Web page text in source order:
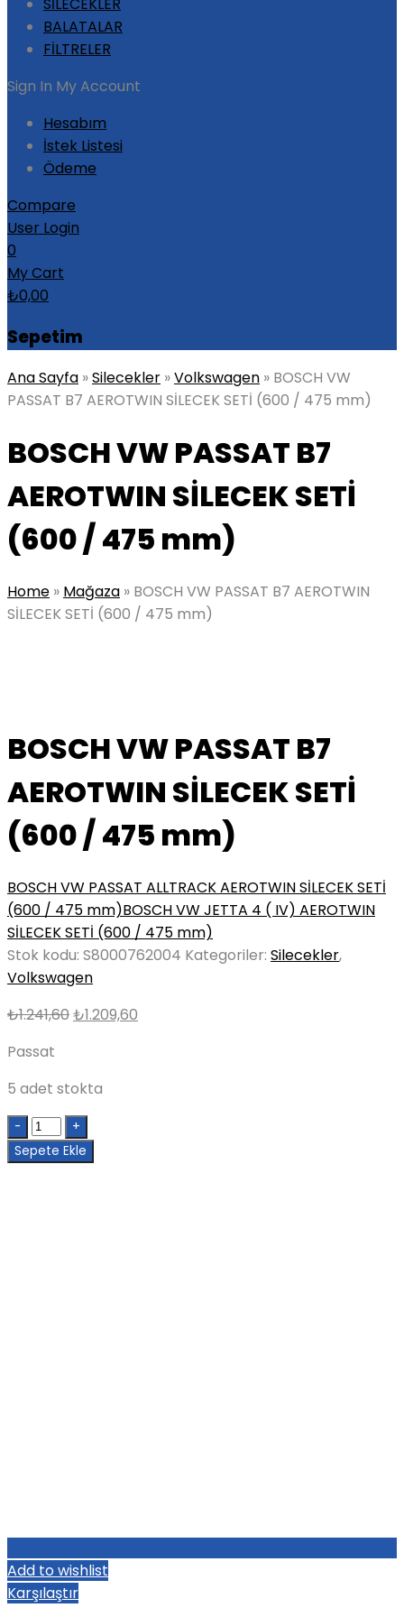
BALATALAR
FİLTRELER
Sign In My Account
Hesabım
İstek Listesi
Ödeme
Compare
User Login
0
My Cart
₺0,00
Sepetim
Ana Sayfa »Silecekler »Volkswagen » BOSCH VW
PASSAT B7 AEROTWIN SİLECEK SETİ (600 / 475 mm)
BOSCH VW PASSAT B7
AEROTWIN SİLECEK SETİ
(600 / 475 mm)
Home » Mağaza » BOSCH VW PASSAT B7 AEROTWIN
SİLECEK SETİ (600 / 475 mm)
BOSCH VW PASSAT B7
AEROTWIN SİLECEK SETİ
(600 / 475 mm)
BOSCH VW PASSAT ALLTRACK AEROTWIN SİLECEK SETİ
(600 / 475 mm)BOSCH VW JETTA 4 ( IV) AEROTWIN
SİLECEK SETİ (600 / 475 mm)
Stok kodu: S8000762004 Kategoriler: Silecekler,
Volkswagen
₺1.241,60Orijinal
₺1.209,60
Passat
5 adet stokta
Quantity
Sepete Ekle
Add to wishlist
Karşılaştır